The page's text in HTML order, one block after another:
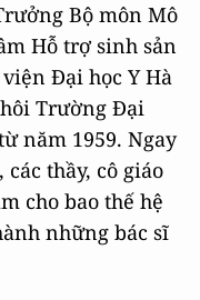
Bộ môn Mô
Hỗ trợ sinh sản
Đại học Y Hà
Trường Đại
năm 1959. Ngay
thầy, cô giáo
cho bao thế hệ
những bác sĩ